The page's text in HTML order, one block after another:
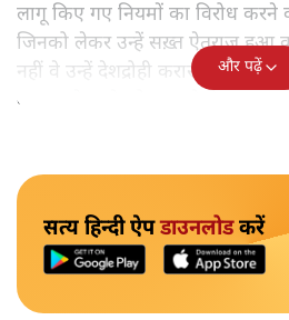
लागू किए गए नियमों का विरोध करने
जिनको लेकर उन्हें सख़्त ऐतराज़ हुआ
नहीं वे उन्हें देशद्रोही करार देकर जेल
बाहर चले जाने को कह रहे थे।
और पढ़ें
सत्य हिन्दी ऐपडाउनलोडकरें